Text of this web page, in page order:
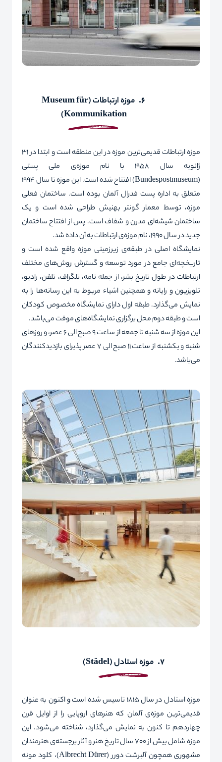
6. موزه ارتباطات(
Museum für
Kommunikation
)
موزه ارتباطات قدیمی‌ترین موزه در این منطقه است و ابتدا در 31
ژانویه سال 1958 با نام موزه‌ی ملی پستی
(
Bundespostmuseum
) افتتاح شده است. این موزه تا سال 1994
متعلق به اداره پست فدرال آلمان بوده است. ساختمان فعلی
موزه، توسط معمار گونتر بهنیش طراحی شده است و یک
ساختمان شیشه‌ای مدرن و شفاف است. پس از افتتاح ساختمان
جدید در سال 1990، نام موزه‌ی ارتباطات به آن داده شد.
نمایشگاه اصلی در طبقه‌ی زیرزمینی موزه واقع شده است و
تاریخچه‌ای جامع در مورد توسعه و گسترش روش‌های مختلف
ارتباطات در طول تاریخ بشر، از جمله نامه، تلگراف، تلفن، رادیو،
تلویزیون و رایانه و همچنین اشیاء مربوط به‌ این رسانه‌ها را به
نمایش می‌گذارد. طبقه اول دارای نمایشگاه مخصوص کودکان
است و طبقه دوم محل برگزاری نمایشگاه‌های موقت می‌باشد.
این موزه از سه شنبه تا جمعه از ساعت 9 صبح الی 6 عصر، و روزهای
شنبه و یکشنبه از ساعت 11 صبح الی 7 عصر پذیرای بازدیدکنندگان
می‌باشد.
7. موزه استادل (Städel
)
موزه استادل در سال 1815 تاسیس شده است و اکنون به عنوان
قدیمی‌ترین موزه‌ی آلمان که هنرهای اروپایی را از اوایل قرن
چهاردهم تا کنون به نمایش می‌گذارد، شناخته می‌شود. این
موزه شامل بیش از 700 سال تاریخ هنر و آثار برجسته‌ی هنرمندان
مشهوری همچون آلبرشت دورر (Albrecht Dürer)، کلود مونه